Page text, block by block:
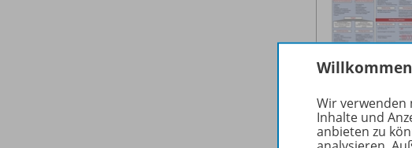
Wir verwenden
Inhalte und
anbieten zu